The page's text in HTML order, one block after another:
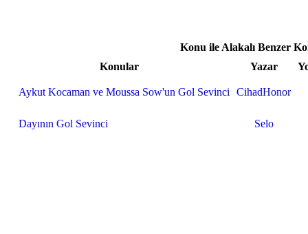
Konu ile Alakalı Benzer
Konular
Yazar
Aykut Kocaman ve Moussa Sow'un Gol Sevinci CihadHonor
Dayının Gol Sevinci Selo